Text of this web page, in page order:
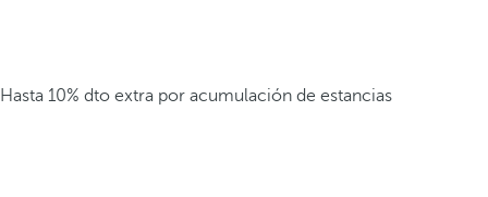
Hasta 10% dto extra por acumulación de estancias